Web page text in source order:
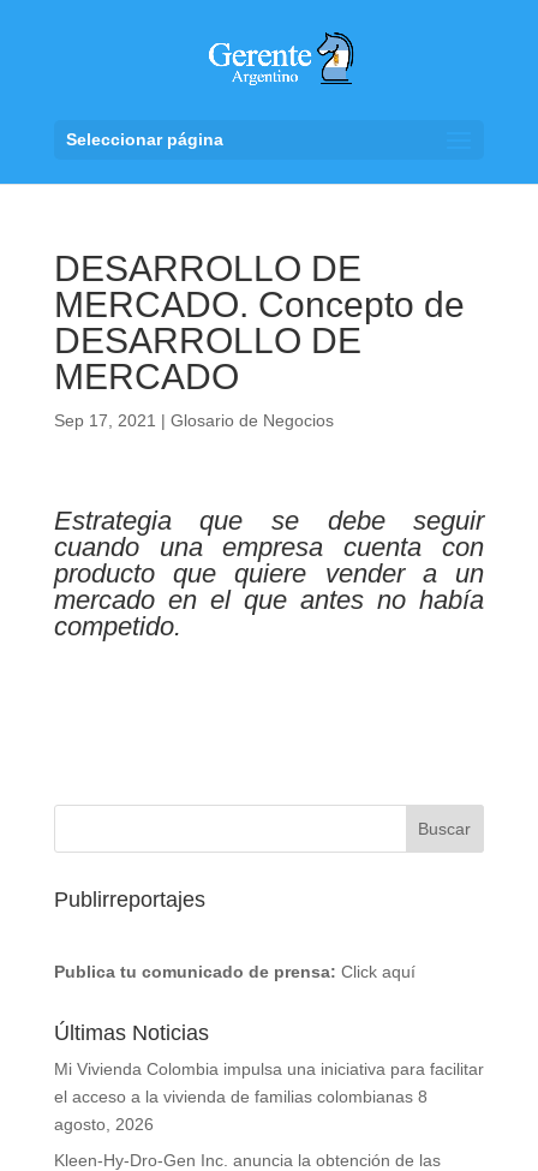
Seleccionar página
DESARROLLO DE
MERCADO. Concepto de
DESARROLLO DE
MERCADO
Sep 17, 2021 | Glosario de Negocios
Estrategia que se debe seguir
cuando una empresa cuenta con
producto que quiere vender a un
mercado en el que antes no había
competido.
Publirreportajes
Publica tu comunicado de prensa: Click aquí
Últimas Noticias
Mi Vivienda Colombia impulsa una iniciativa para facilitar
el acceso a la vivienda de familias colombianas 8
agosto, 2026
Kleen-Hy-Dro-Gen Inc. anuncia la obtención de las